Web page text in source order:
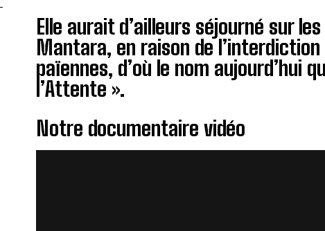
Elle aurait d’ailleurs séjourné sur
Mantara, en raison de
païennes, d’où le nom aujourd’hui
l’Attente ».
Notre documentaire vidéo